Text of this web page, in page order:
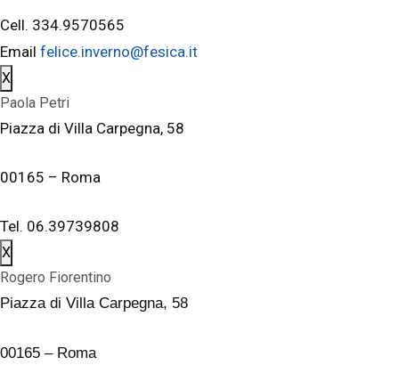
Cell. 334.9570565
Email felice.inverno@fesica.it
X
Paola Petri
Piazza di Villa Carpegna, 58
00165 – Roma
Tel. 06.39739808
X
Rogero Fiorentino
Piazza di Villa Carpegna, 58
00165 – Roma